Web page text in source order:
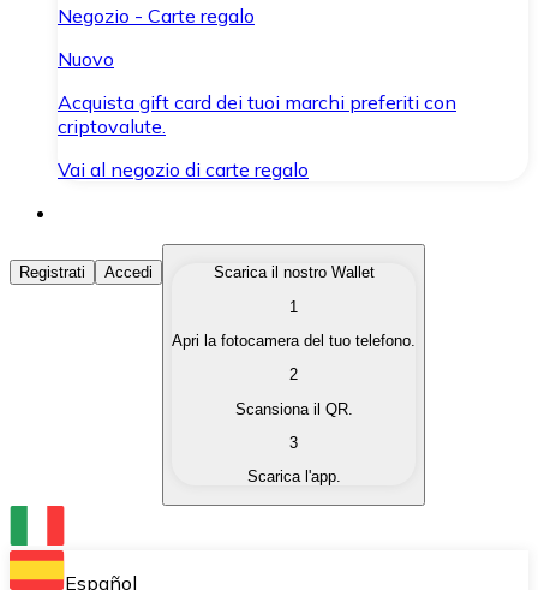
Negozio - Carte regalo
Nuovo
Acquista gift card dei tuoi marchi preferiti con
criptovalute.
Vai al negozio di carte regalo
Acquista Criptovalute
Acquista le criptovalute che ti interessano in modo
Converti le tue criptovalute in valuta fiat quando ne
Scambia una criptovaluta con un'altra
Conserva le tue cripto in un Wallet self-custodial.
Registrati Accedi
Scarica il nostro Wallet
1
Apri la fotocamera del tuo telefono.
2
Scansiona il QR.
3
Scarica l'app.
Español